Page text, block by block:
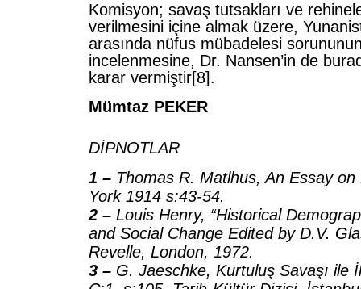
Komisyon; savaş tutsakları ve
verilmesini içine almak üzere,
arasında nüfus mübadelesi
incelenmesine, Dr. Nansen’in de
karar vermiştir[8].
Mümtaz PEKER
DİPNOTLAR
1 – Thomas R. Matlhus, An Essay on
York 1914 s:43-54.
2 – Louis Henry, “Historical
and Social Change Edited by D.V.
Revelle, London, 1972.
3 – G. Jaeschke, Kurtuluş Savaşı ile